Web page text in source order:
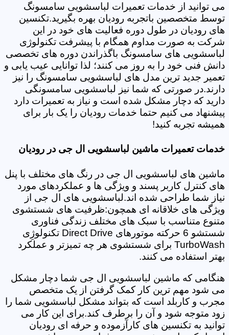
می توانید از خدمات تعمیرات لباسشویی سامسونگ
توسط متخصصین باتجربه رودیان بهره بگیرید.تکنسین
های رودیان در طول دوره فعالیت های خود در این
شرکت به صورت مداوم همگام با پیشرفت تکنولوژی
لباسشویی های سامسونگ باگذراندن دوره های تخصصی
دانش فنی خود را به روز می کنند؛ لذا توانایی عیب یابی و
تعمیر جدید ترین مدل های لباسشویی سامسونگ را نیز
دارند.در صورتی که شما نیز لباسشویی سامسونگی
دارید که دچار مشکل شده است و نیاز به تعمیرات دارد
پیشنهاد می کنیم حتما خدمات رودیان را یک بار برای
همیشه تجربه کنید!
خدمات تعمیرات ماشین لباسشویی ال جی در رودیان
ماشین های لباسشویی ال جی در رنگ های مختلف با پنل
های کنترل کاربر پسند و ویژگی ها و عملکردهای مورد
نیاز شما طراحی شده اند.لباسشویی های ال جی از
ویژگی های خلاقانه ای همچون:ظرفیت های شستشوی
متنوع متناسب با سبک های مختلف زندگی فناوری
شستشو 6 حرکته موتورهای Direct Drive تکنولوژِی
TurboWash برای شستشوی هر چه تمیزتر و عملکرد
بهتر استفاده می کنند.
هنگامی که ماشین لباسشویی ال جی شما دچار مشکل
می شود مهم ترین کار کمک گرفتن از یک متخصص
مجرب و کاربلد است که بتواند مشکل لباسشویی شما را
زود متوجه شود و آن را برطرف کند.برای این کار می
توانید به تکنسین های کارآزموده و حرفه ای رودیان